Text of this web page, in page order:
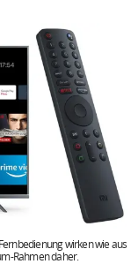
wirken wie aus
Rahmen daher.